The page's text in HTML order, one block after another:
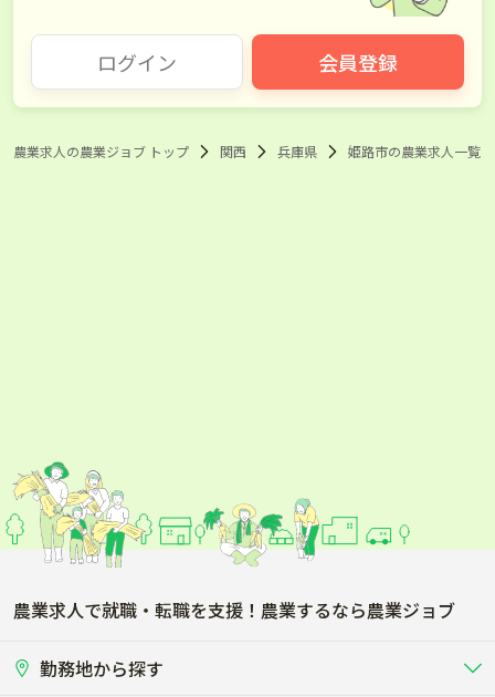
加古川市 宝塚市
三田市 加西市
南あわじ市 淡路市
ログイン 会員登録
農業求人の農業ジョブ トップ 関西 兵庫県 姫路市の農業求人一覧
農業求人で就職・転職を支援！農業するなら農業ジョブ
勤務地から探す